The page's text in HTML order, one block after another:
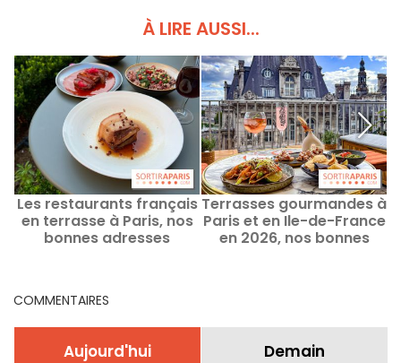
À LIRE AUSSI...
Les restaurants français
en terrasse à Paris, nos
bonnes adresses
Terrasses gourmandes à
Paris et en Ile-de-France
en 2026, nos bonnes
COMMENTAIRES
Aujourd'hui Demain